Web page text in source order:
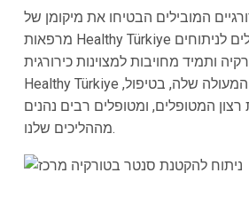
המובילים הבטיחו את מיקומן של
מרפאות Healthy Türkiye בבתי החולים המובילים לניתוחים
ותמיד מחויבות למצוינות כירורגית.
Healthy Türkiye ידועה באיכות המעולה שלה, בטיפול,
רצון המטופלים, ומטופלים רבים נהנים
מההליכים שלנו.